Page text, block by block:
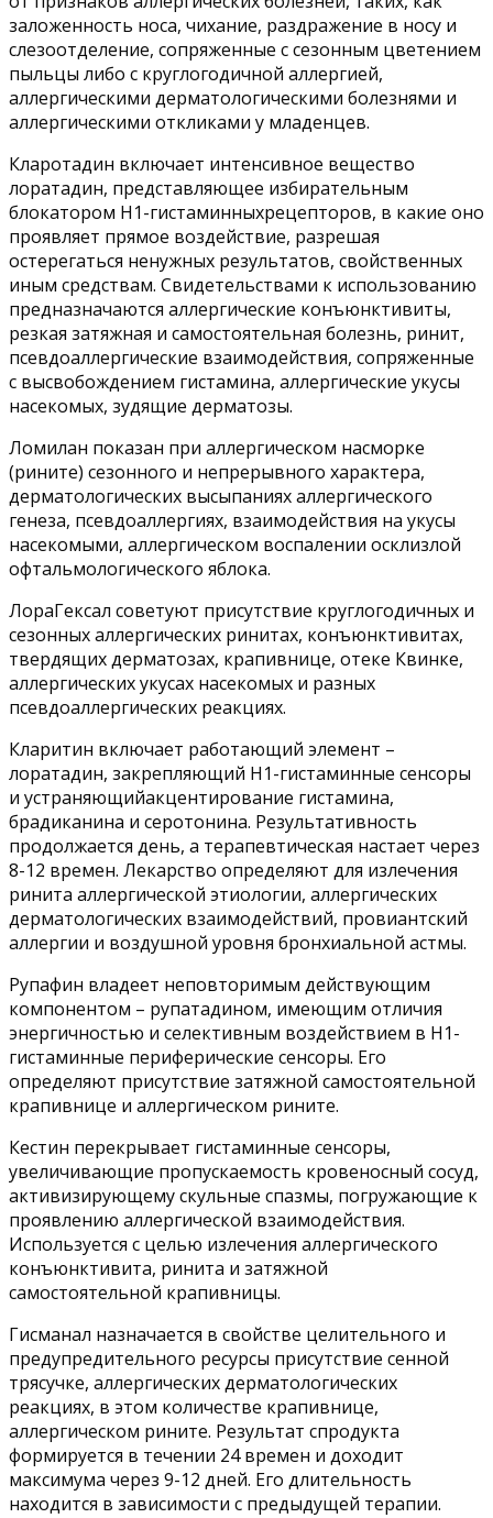
заложенность носа, чихание, раздражение в носу и
слезоотделение, сопряженные с сезонным цветением
пыльцы либо с круглогодичной аллергией,
аллергическими дерматологическими болезнями и
аллергическими откликами у младенцев.
Кларотадин включает интенсивное вещество
лоратадин, представляющее избирательным
блокатором Н1-гистаминныхрецепторов, в какие оно
проявляет прямое воздействие, разрешая
остерегаться ненужных результатов, свойственных
иным средствам. Свидетельствами к использованию
предназначаются аллергические конъюнктивиты,
резкая затяжная и самостоятельная болезнь, ринит,
псевдоаллергические взаимодействия, сопряженные
с высвобождением гистамина, аллергические укусы
насекомых, зудящие дерматозы.
Ломилан показан при аллергическом насморке
(рините) сезонного и непрерывного характера,
дерматологических высыпаниях аллергического
генеза, псевдоаллергиях, взаимодействия на укусы
насекомыми, аллергическом воспалении осклизлой
офтальмологического яблока.
ЛораГексал советуют присутствие круглогодичных и
сезонных аллергических ринитах, конъюнктивитах,
твердящих дерматозах, крапивнице, отеке Квинке,
аллергических укусах насекомых и разных
псевдоаллергических реакциях.
Кларитин включает работающий элемент –
лоратадин, закрепляющий Н1-гистаминные сенсоры
и устраняющийакцентирование гистамина,
брадиканина и серотонина. Результативность
продолжается день, а терапевтическая настает через
8-12 времен. Лекарство определяют для излечения
ринита аллергической этиологии, аллергических
дерматологических взаимодействий, провиантский
аллергии и воздушной уровня бронхиальной астмы.
Рупафин владеет неповторимым действующим
компонентом – рупатадином, имеющим отличия
энергичностью и селективным воздействием в Н1-
гистаминные периферические сенсоры. Его
определяют присутствие затяжной самостоятельной
крапивнице и аллергическом рините.
Кестин перекрывает гистаминные сенсоры,
увеличивающие пропускаемость кровеносный сосуд,
активизирующему скульные спазмы, погружающие к
проявлению аллергической взаимодействия.
Используется с целью излечения аллергического
конъюнктивита, ринита и затяжной
самостоятельной крапивницы.
Гисманал назначается в свойстве целительного и
предупредительного ресурсы присутствие сенной
трясучке, аллергических дерматологических
реакциях, в этом количестве крапивнице,
аллергическом рините. Результат спродукта
формируется в течении 24 времен и доходит
максимума через 9-12 дней. Его длительность
находится в зависимости с предыдущей терапии.